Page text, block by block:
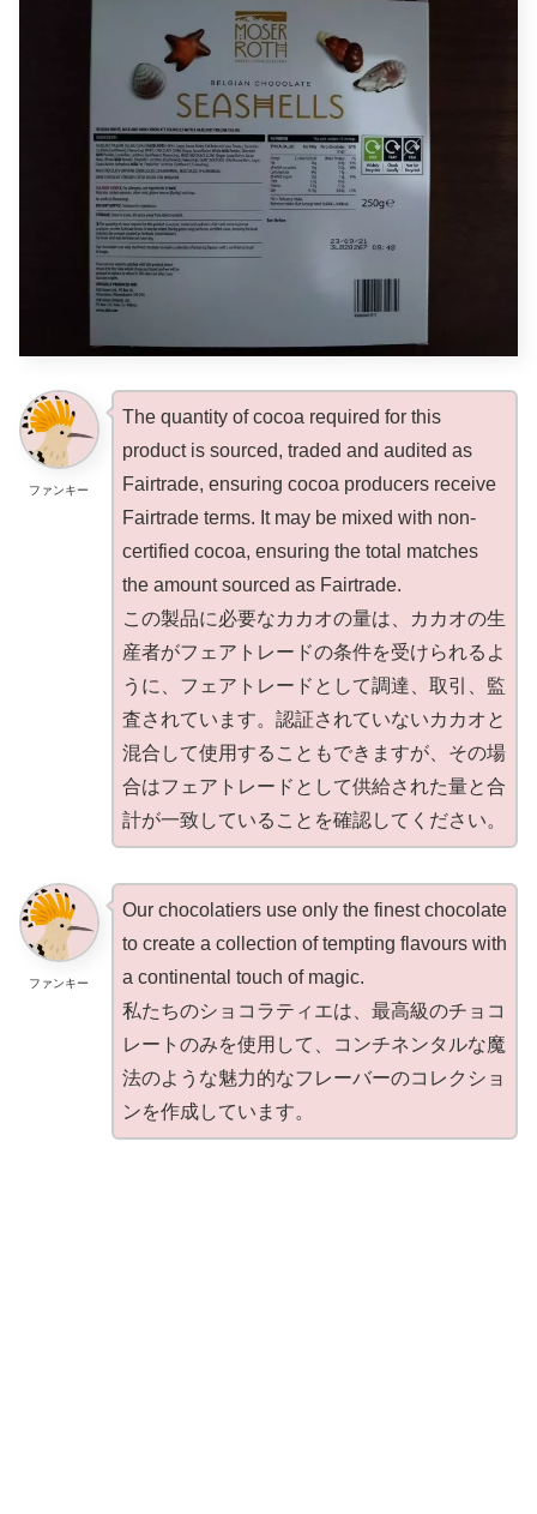
ファンキー
The quantity of cocoa required for this
product is sourced, traded and audited as
Fairtrade, ensuring cocoa producers receive
Fairtrade terms. It may be mixed with non-
certified cocoa, ensuring the total matches
the amount sourced as Fairtrade.
この製品に必要なカカオの量は、カカオの生
産者がフェアトレードの条件を受けられるよ
うに、フェアトレードとして調達、取引、監
査されています。認証されていないカカオと
混合して使用することもできますが、その場
合はフェアトレードとして供給された量と合
計が一致していることを確認してください。
ファンキー
Our chocolatiers use only the finest chocolate
to create a collection of tempting flavours with
a continental touch of magic.
私たちのショコラティエは、最高級のチョコ
レートのみを使用して、コンチネンタルな魔
法のような魅力的なフレーバーのコレクショ
ンを作成しています。